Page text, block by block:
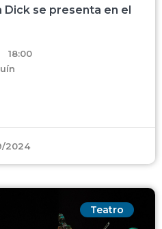
se presenta en el
18:00
2024
Teatro